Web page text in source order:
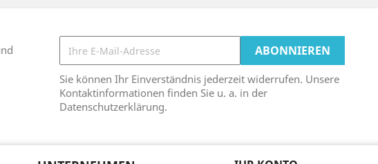
Sie können Ihr Einverständnis jederzeit widerrufen. Unsere
Kontaktinformationen finden Sie u. a. in der
Datenschutzerklärung.